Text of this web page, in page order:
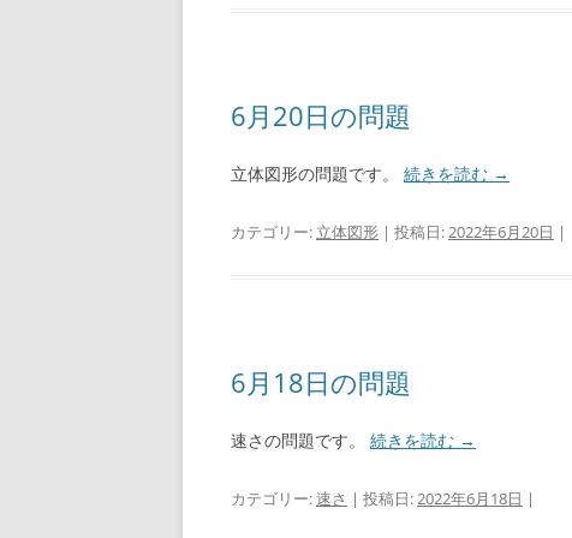
6月20日の問題
立体図形の問題です。 続きを読む →
カテゴリー: 立体図形 | 投稿日:2022年6月20日 |
6月18日の問題
速さの問題です。 続きを読む →
カテゴリー:速さ | 投稿日:2022年6月18日 |